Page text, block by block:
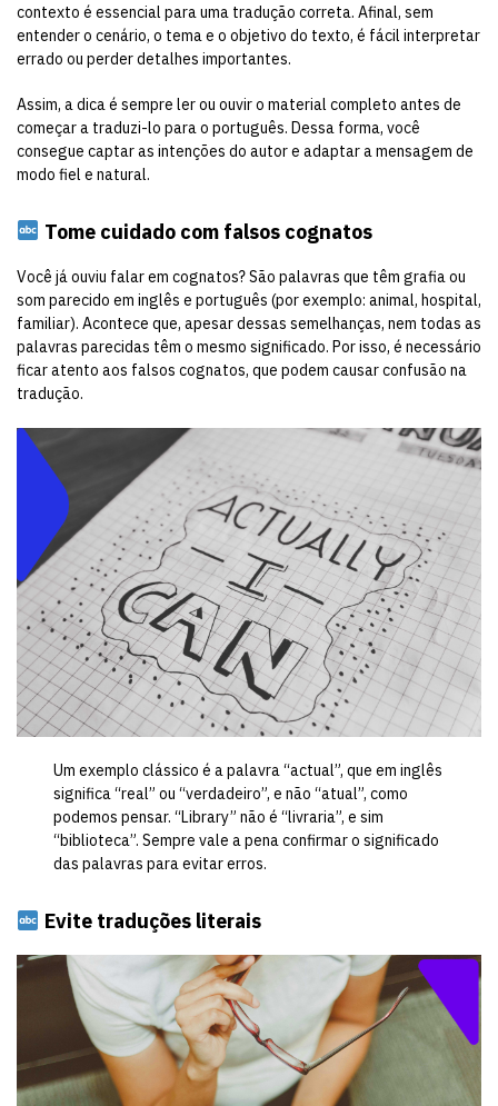
contexto é essencial para uma tradução correta. Afinal, sem
entender o cenário, o tema e o objetivo do texto, é fácil interpretar
errado ou perder detalhes importantes.
Assim, a dica é sempre ler ou ouvir o material completo antes de
começar a traduzi-lo para o português. Dessa forma, você
consegue captar as intenções do autor e adaptar a mensagem de
modo fiel e natural.
Tome cuidado com falsos cognatos
Você já ouviu falar em cognatos? São palavras que têm grafia ou
som parecido em inglês e português (por exemplo: animal, hospital,
familiar). Acontece que, apesar dessas semelhanças, nem todas as
palavras parecidas têm o mesmo significado. Por isso, é necessário
ficar atento aos falsos cognatos, que podem causar confusão na
tradução.
Um exemplo clássico é a palavra “actual”, que em inglês
significa “real” ou “verdadeiro”, e não “atual”, como
podemos pensar. “Library” não é “livraria”, e sim
“biblioteca”. Sempre vale a pena confirmar o significado
das palavras para evitar erros.
Evite traduções literais